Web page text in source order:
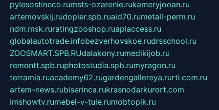
pylesostineco.rumsts-ozarenie.rukameryjooan.ru
artemovskij.rudopler.spb.ruaid70.rumetall-perm.ru
ndm.msk.ruratingzooshop.ruapiaccess.ru
globalautotrade.infobezverhovskoe.rudrsschool.ru
ZOOSMART.SPB.RUdalakony.rumedikijob.ru
remontt.spb.ruphotostudia.spb.rumyragon.ru
terramia.ruacademy62.rugardengallereya.rurti.com.ru
artem-news.rubiserinca.rukrasnodarkurort.com
imshowtv.rumebel-v-tule.rumobtopik.ru